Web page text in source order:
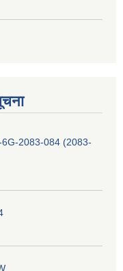
6G-2083-084 (2083-